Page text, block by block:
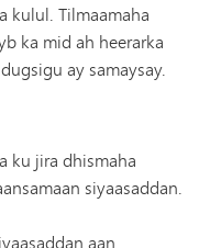
kulul. Tilmaamaha
ka mid ah heerarka
ay samaysay.
ku jira dhismaha
siyaasaddan.
aan